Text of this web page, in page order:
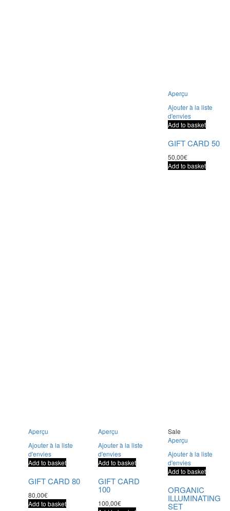
Aperçu
Ajouter à la liste
d'envies
Add to basket
GIFT CARD 50
50,00€
Add to basket
Aperçu
Ajouter à la liste
d'envies
Add to basket
GIFT CARD 80
80,00€
Add to basket
Aperçu
Ajouter à la liste
d'envies
Add to basket
GIFT CARD
100
100,00€
Sale
Aperçu
Ajouter à la liste
d'envies
Add to basket
ORGANIC
ILLUMINATING
SET